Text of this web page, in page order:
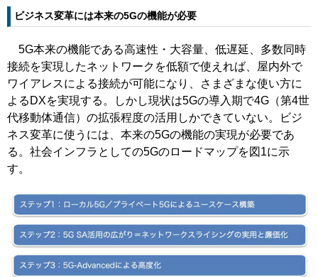
ビジネス変革には本来の5Gの機能が必要
5G本来の機能である高速性・大容量、低遅延、多数同時
接続を実現したネットワークを低額で使えれば、屋内外で
ワイアレスによる接続が可能になり、さまざまな使い方に
よるDXを実現する。しかし現状は5Gの導入期で4G（第4世
代移動体通信）の拡張程度の活用しかできていない。ビジ
ネス変革に使うには、本来の5Gの機能の実現が必要であ
る。社会インフラとしての5Gのロードマップを図1に示
す。